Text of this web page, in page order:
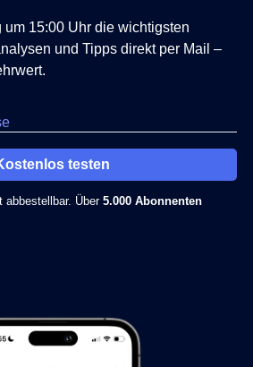
um 15:00 Uhr die wichtigsten
und Tipps direkt per Mail –
testen
abbestellbar. Über 5.000 Abonnenten